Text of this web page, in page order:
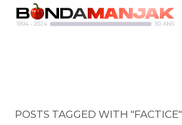
POSTS TAGGED WITH "FACTICE"